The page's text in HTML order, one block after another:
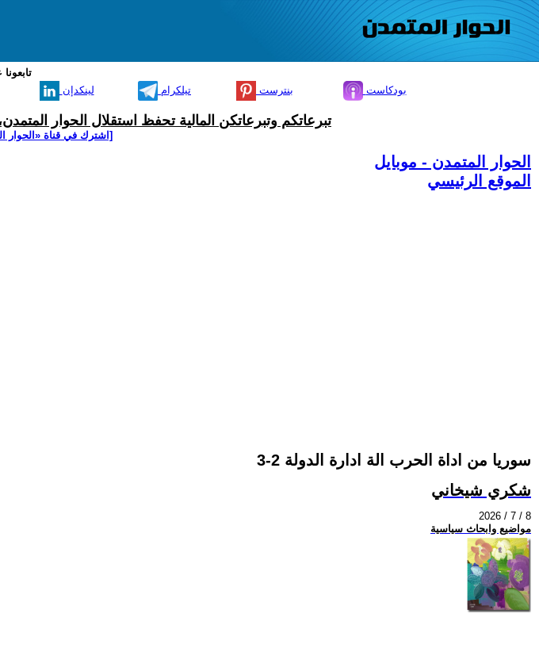
لينكدإن تيلكرام بنترست بودكاست
تبرعاتكم وتبرعاتكن المالية تحفظ استقلال الحوار
[اشترك في قناة ‫«الحوار
الحوار المتمدن - موبايل
الموقع الرئيسي
سوريا من اداة الحرب الة ادارة الدولة 2-3
شكري شيخاني
2026 / 7 / 8
مواضيع وابحاث سياسية